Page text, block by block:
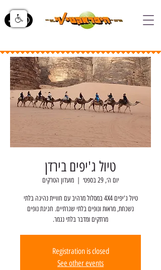
טיול ג'יפים בירדן
יום ה׳, 29 בספט׳
  |
מועדון הטרקים
טיול ג'יפים 4X4 במסלול מרהיב עם חוויית נהיגה בלתי
נשכחת, מראות ונופים בלתי שגרתיים. חגיגת נופים
מרתקים ומדבר בלתי נגמר.
Registration is closed
See other events